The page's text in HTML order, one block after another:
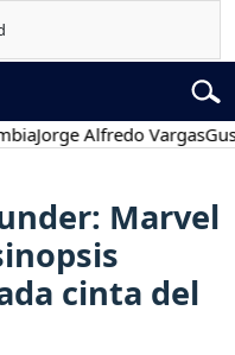
Alfredo VargasGustavo
Marvel
cinta del